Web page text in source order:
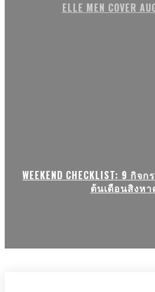
ELLE MEN COVER
WEEKEND CHECKLIST: 9 กิ
ต้นเดือนสิงห